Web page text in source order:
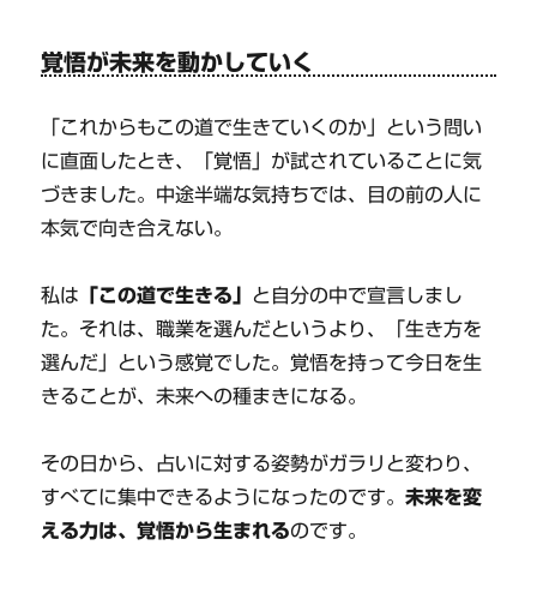
覚悟が未来を動かしていく
「これからもこの道で生きていくのか」という問い
に直面したとき、「覚悟」が試されていることに気
づきました。中途半端な気持ちでは、目の前の人に
本気で向き合えない。
私は 「この道で生きる」 と自分の中で宣言しまし
た。それは、職業を選んだというより、「生き方を
選んだ」という感覚でした。覚悟を持って今日を生
きることが、未来への種まきになる。
その日から、占いに対する姿勢がガラリと変わり、
すべてに集中できるようになったのです。未来を変
える力は、覚悟から生まれるのです。